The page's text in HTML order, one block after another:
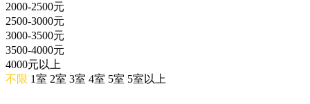
2000-2500元
2500-3000元
3000-3500元
3500-4000元
4000元以上
不限 1室 2室 3室 4室 5室 5室以上